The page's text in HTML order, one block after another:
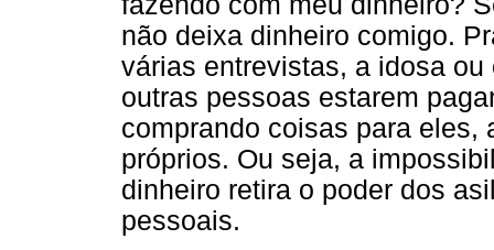
não deixa dinheiro comigo.
várias entrevistas, a idosa
outras pessoas estarem
comprando coisas para eles,
próprios. Ou seja, a
dinheiro retira o poder dos
pessoais.